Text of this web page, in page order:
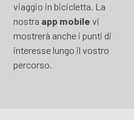
viaggio in bicicletta. La
nostra app mobile vi
mostrerà anche i punti di
interesse lungo il vostro
percorso.